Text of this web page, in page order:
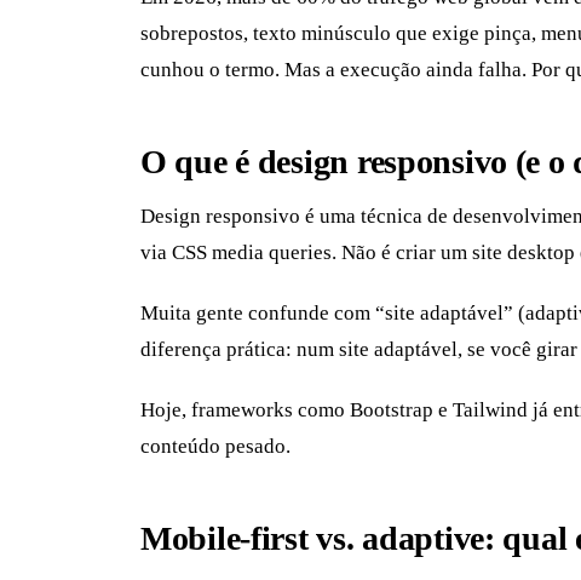
sobrepostos, texto minúsculo que exige pinça,
cunhou o termo. Mas a execução ainda falha. Por
O que é design responsivo (e o
Design responsivo é uma técnica de
via CSS media queries. Não é criar um site
Muita gente confunde com “site adaptável”
diferença prática: num site adaptável, se você
Hoje, frameworks como Bootstrap e Tailwind já
conteúdo pesado.
Mobile-first vs. adaptive: qual